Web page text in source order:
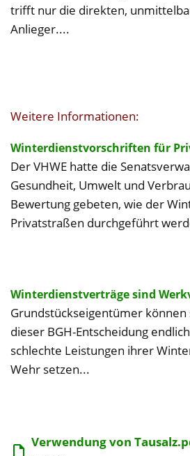
trifft nur die direkten,
Anlieger....
Weitere Informationen:
Winterdienstvorschriften für
Der VHWE hatte die
Gesundheit, Umwelt und
Bewertung gebeten, wie der
Privatstraßen durchgeführt
Winterdienstverträge sind
Grundstückseigentümer können
dieser BGH-Entscheidung
schlechte Leistungen ihrer
Wehr setzen...
Verwendung von